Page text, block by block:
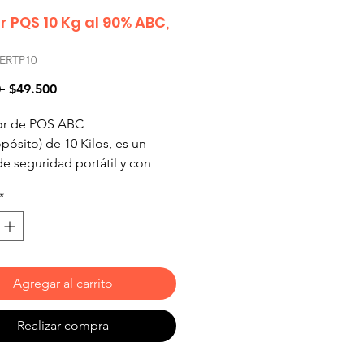
PQS 10 Kg al 90% ABC,
Precio
$49.500Precio de oferta
de PQS ABC
de 10 Kilos, es un
seguridad portátil y con
en casas, vehículos, oficinas
locales comerciales.
madera, textiles y plástico),
(gases y líquidos
y clase C (equipos
eléctricamente).
*
Agregar al carrito
Realizar compra